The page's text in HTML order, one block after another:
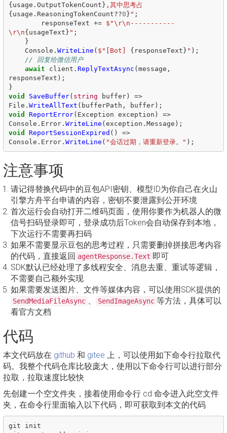
{usage . OutputTokenCount} ,其中思考占
{usage . ReasoningTokenCount??0} " ;
responseText +=
$"\r\n-----------
\r\n{usageText} " ;
}
Console . WriteLine ( $"[Bot] { responseText} " );
// 回复给微信用户
await
client . ReplyTextAsync (message ,
responseText );
}
void
SaveBuffer( string buffer)
=>
File . WriteAllText ( bufferPath , buffer);
void
ReportError( Exception exception )
=>
Console . Error. WriteLine (exception . Message );
void
ReportSessionExpired ()
=>
Console . Error. WriteLine ( "会话过期，请重新登录。" );
注意事项
请记得替换代码中的豆包API密钥、模型ID为你自己在火山
引擎方舟平台申请的内容，密钥不要泄露到公开环境
首次运行会自动打开二维码页面，使用你要作为机器人的微
信号扫码登录即可，登录成功后Token会自动保存到本地，
下次运行不需要再扫码
如果不需要显示豆包的思考过程，只需要删掉拼接思考内容
的代码，直接返回 agentResponse.Text 即可
SDK默认已经处理了多线程安全、消息去重、重试等逻辑，
不需要自己额外实现
如果需要发送图片、文件等媒体内容，可以使用SDK提供的
SendMediaFileAsync 、 SendImageAsync 等方法，具体可以
看官方文档
代码
本文代码放在 github 和 gitee 上，可以使用如下命令行拉取代
码。我整个代码仓库比较庞大，使用以下命令行可以进行部分
拉取，拉取速度比较快
先创建一个空文件夹，接着使用命令行 cd 命令进入此空文件
夹，在命令行里面输入以下代码，即可获取到本文的代码
git init